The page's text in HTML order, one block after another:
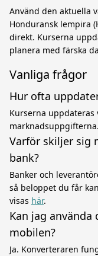
Använd den aktuella
Honduransk lempira
direkt. Kurserna
planera med färska
Vanliga frågor
Hur ofta
Kurserna
marknadsuppgifterna.
Varför skiljer sig
bank?
Banker och
så beloppet du får
visas här.
Kan jag
mobilen?
Ja. Konverteraren